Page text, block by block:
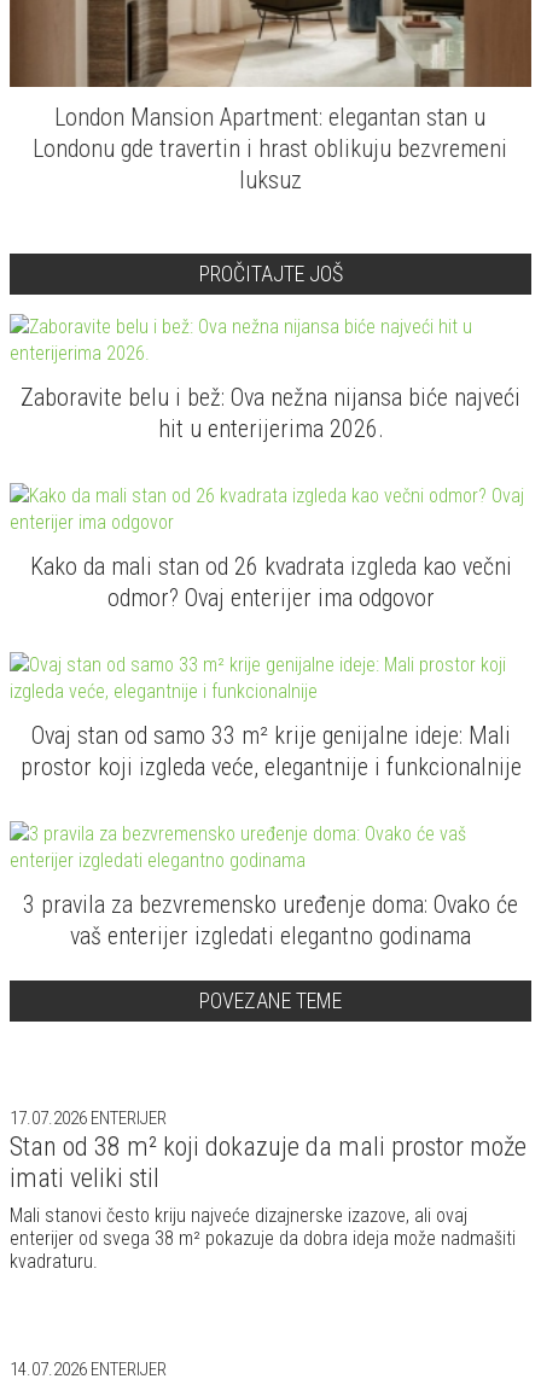
London Mansion Apartment: elegantan stan u
Londonu gde travertin i hrast oblikuju bezvremeni
luksuz
PROČITAJTE JOŠ
Zaboravite belu i bež: Ova nežna nijansa biće najveći
hit u enterijerima 2026.
Kako da mali stan od 26 kvadrata izgleda kao večni
odmor? Ovaj enterijer ima odgovor
Ovaj stan od samo 33 m² krije genijalne ideje: Mali
prostor koji izgleda veće, elegantnije i funkcionalnije
3 pravila za bezvremensko uređenje doma: Ovako će
vaš enterijer izgledati elegantno godinama
POVEZANE TEME
17.07.2026 ENTERIJER
Stan od 38 m² koji dokazuje da mali prostor može
imati veliki stil
Mali stanovi često kriju najveće dizajnerske izazove, ali ovaj
enterijer od svega 38 m² pokazuje da dobra ideja može nadmašiti
kvadraturu.
14.07.2026 ENTERIJER